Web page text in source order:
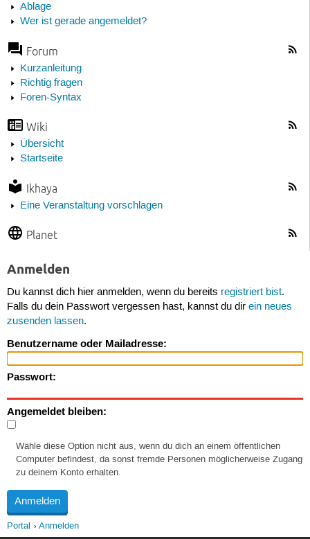
Ablage
Wer ist gerade angemeldet?
Forum
Kurzanleitung
Richtig fragen
Foren-Syntax
Wiki
Übersicht
Startseite
Ikhaya
Eine Veranstaltung vorschlagen
Planet
Anmelden
Du kannst dich hier anmelden, wenn du bereits registriert bist.
Falls du dein Passwort vergessen hast, kannst du dir ein neues
zusenden lassen.
Benutzername oder Mailadresse:
Passwort:
Angemeldet bleiben:
Wähle diese Option nicht aus, wenn du dich an einem öffentlichen
Computer befindest, da sonst fremde Personen möglicherweise Zugang
zu deinem Konto erhalten.
Portal Anmelden